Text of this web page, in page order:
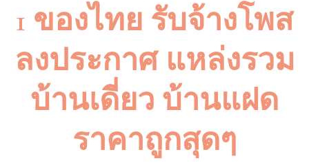
1 ของไทย รับจ้างโพส
ลงประกาศ แหล่งรวม
บ้านเดี่ยว บ้านแฝด
ราคาถูกสุดๆ